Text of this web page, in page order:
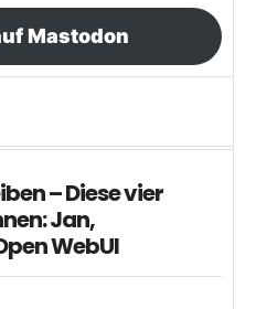
Mastodon
– Diese vier
Jan,
WebUI